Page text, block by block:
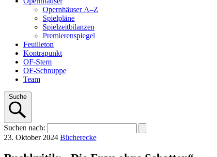
Opernhäuser A–Z
Spielpläne
Spielzeitbilanzen
Premierenspiegel
Feuilleton
Kontrapunkt
OF-Stern
OF-Schnuppe
Team
Suche
Suchen nach:
23. Oktober 2024 Bücherecke